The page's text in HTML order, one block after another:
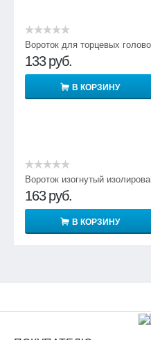
Вороток для торцевых
133 руб.
В КОРЗИНУ
Вороток изогнутый
163 руб.
В КОРЗИНУ